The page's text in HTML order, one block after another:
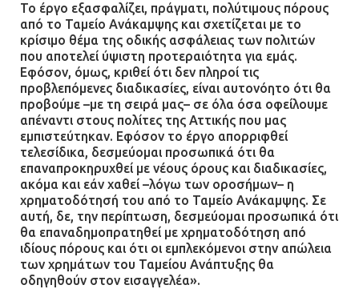
Το έργο εξασφαλίζει, πράγματι, πολύτιμους πόρους
από το Ταμείο Ανάκαμψης και σχετίζεται με το
κρίσιμο θέμα της οδικής ασφάλειας των πολιτών
που αποτελεί ύψιστη προτεραιότητα για εμάς.
Εφόσον, όμως, κριθεί ότι δεν πληροί τις
προβλεπόμενες διαδικασίες, είναι αυτονόητο ότι θα
προβούμε –με τη σειρά μας– σε όλα όσα οφείλουμε
απέναντι στους πολίτες της Αττικής που μας
εμπιστεύτηκαν. Εφόσον το έργο απορριφθεί
τελεσίδικα, δεσμεύομαι προσωπικά ότι θα
επαναπροκηρυχθεί με νέους όρους και διαδικασίες,
ακόμα και εάν χαθεί –λόγω των οροσήμων– η
χρηματοδότησή του από το Ταμείο Ανάκαμψης. Σε
αυτή, δε, την περίπτωση, δεσμεύομαι προσωπικά ότι
θα επαναδημοπρατηθεί με χρηματοδότηση από
ιδίους πόρους και ότι οι εμπλεκόμενοι στην απώλεια
των χρημάτων του Ταμείου Ανάπτυξης θα
οδηγηθούν στον εισαγγελέα».